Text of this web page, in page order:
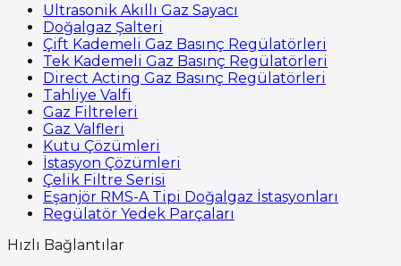
Ultrasonik Akıllı Gaz Sayacı
Doğalgaz Şalteri
Çift Kademeli Gaz Basınç Regülatörleri
Tek Kademeli Gaz Basınç Regülatörleri
Direct Acting Gaz Basınç Regülatörleri
Tahliye Valfi
Gaz Filtreleri
Gaz Valfleri
Kutu Çözümleri
İstasyon Çözümleri
Çelik Filtre Serisi
Eşanjör RMS-A Tipi Doğalgaz İstasyonları
Regülatör Yedek Parçaları
Hızlı Bağlantılar